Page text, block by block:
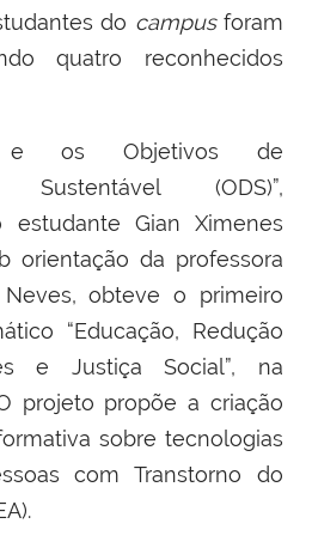
do campusforam
quatro reconhecidos
e os Objetivos de
Sustentável (ODS)”,
estudante Gian Ximenes
orientação da professora
Neves, obteve o primeiro
“Educação, Redução
e Justiça Social”, na
projeto propõe a criação
sobre tecnologias
com Transtorno do